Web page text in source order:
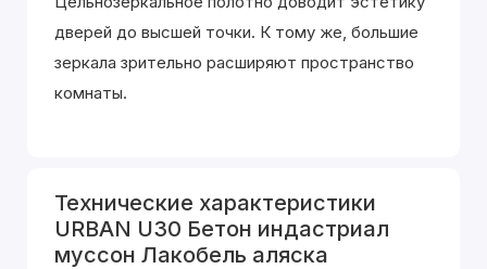
дверей до высшей точки. К тому же, большие
зеркала зрительно расширяют пространство
комнаты.
Технические характеристики
URBAN U30 Бетон индастриал
муссон Лакобель аляска